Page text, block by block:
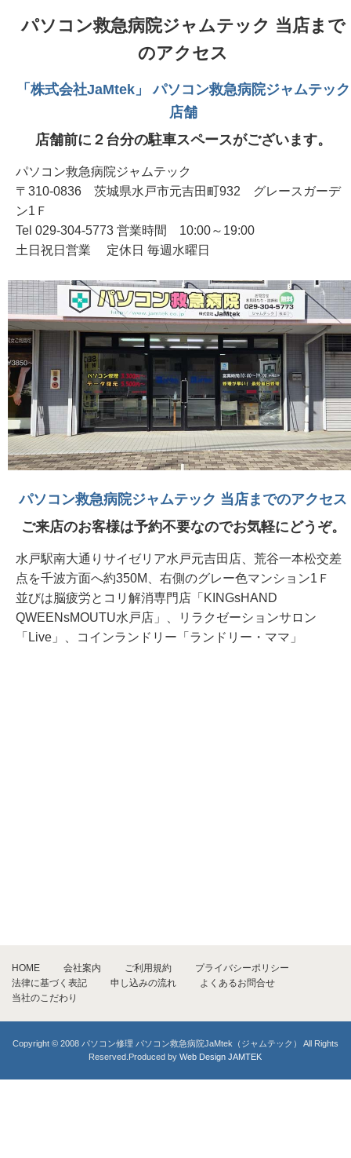
パソコン救急病院ジャムテック 当店まで
のアクセス
「株式会社JaMtek」 パソコン救急病院ジャムテック
店舗
店舗前に２台分の駐車スペースがございます。
パソコン救急病院ジャムテック
〒310-0836 茨城県水戸市元吉田町932 グレースガーデ
ン1Ｆ
Tel 029-304-5773 営業時間 10:00～19:00
土日祝日営業 定休日 毎週水曜日
パソコン救急病院ジャムテック 当店までのアクセス
ご来店のお客様は予約不要なのでお気軽にどうぞ。
水戸駅南大通りサイゼリア水戸元吉田店、荒谷一本松交差
点を千波方面へ約350M、右側のグレー色マンション1Ｆ
並びは脳疲労とコリ解消専門店「KINGsHAND
QWEENsMOUTU水戸店」、リラクゼーションサロン
「Live」、コインランドリー「ランドリー・ママ」
HOME 会社案内 ご利用規約
プライバシーポリシー
法律に基づく表記
申し込みの流れ
よくあるお問合せ
当社のこだわり
Copyright © 2008 パソコン修理 パソコン救急病院JaMtek（ジャムテック） All Rights
Reserved.Produced byWeb Design JAMTEK